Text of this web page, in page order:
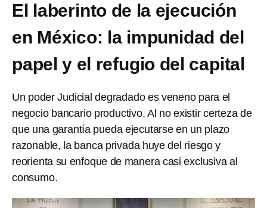
El laberinto de la ejecución
en México: la impunidad del
papel y el refugio del capital
Un poder Judicial degradado es veneno para el
negocio bancario productivo. Al no existir certeza de
que una garantía pueda ejecutarse en un plazo
razonable, la banca privada huye del riesgo y
reorienta su enfoque de manera casi exclusiva al
consumo.